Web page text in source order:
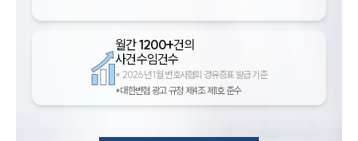
월간1200+건의
사건수임건수
* 2026년 1월 변호사협회 경유증표 발급 기준
*대한변협 광고 규정 제4조 제1호 준수